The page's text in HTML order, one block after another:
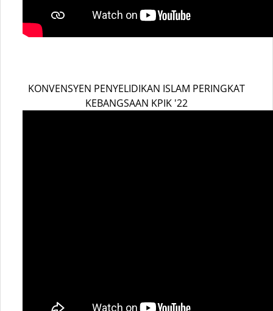
KONVENSYEN PENYELIDIKAN ISLAM PERINGKAT
KEBANGSAAN KPIK '22